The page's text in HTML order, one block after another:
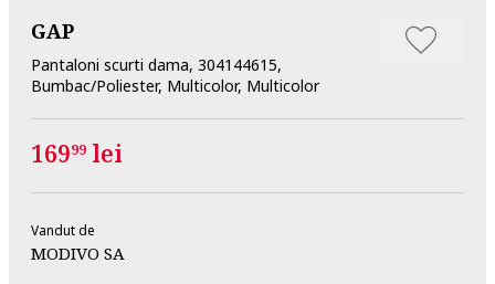
GAP
Pantaloni scurti dama, 304144615,
Bumbac/Poliester, Multicolor, Multicolor
16999 lei
Vandut de
MODIVO SA